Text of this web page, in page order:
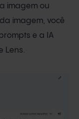
imagem ou
imagem, você
e a IA
Lens.